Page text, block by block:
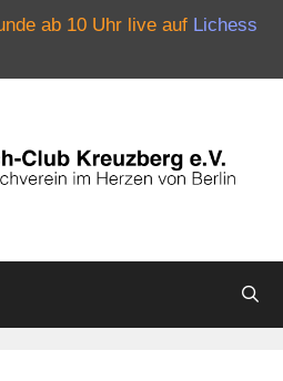
ab 10 Uhr live auf Lichess